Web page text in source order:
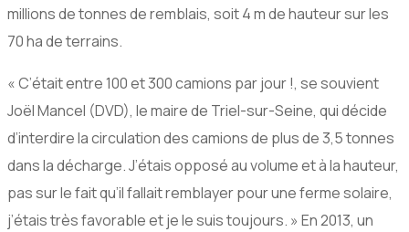
millions de tonnes de remblais, soit 4 m de hauteur sur les
70 ha de terrains.
« C’était entre 100 et 300 camions par jour !, se souvient
Joël Mancel (DVD), le maire de Triel-sur-Seine, qui décide
d’interdire la circulation des camions de plus de 3,5 tonnes
dans la décharge. J’étais opposé au volume et à la hauteur,
pas sur le fait qu’il fallait remblayer pour une ferme solaire,
j’étais très favorable et je le suis toujours. » En 2013, un